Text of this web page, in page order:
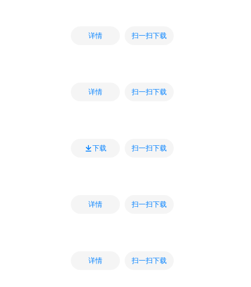
详情 扫一扫下载
详情 扫一扫下载
下载 扫一扫下载
详情 扫一扫下载
详情 扫一扫下载